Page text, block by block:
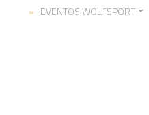
EVENTOS WOLFSPORT